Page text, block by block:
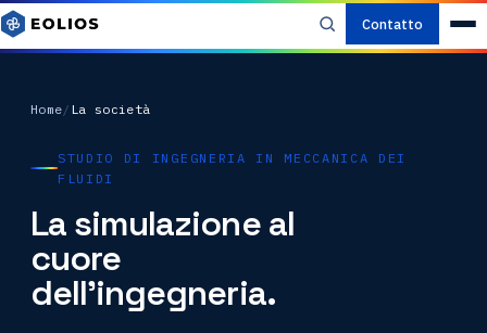
Contatto
Home/ La società
STUDIO DI INGEGNERIA IN MECCANICA DEI
FLUIDI
La simulazione al
cuore
dell'ingegneria.